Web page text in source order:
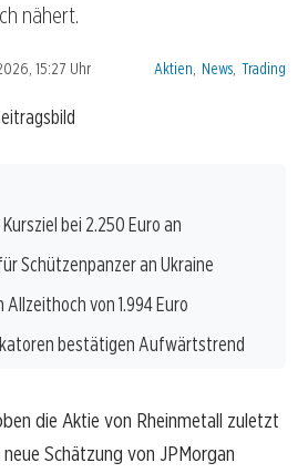
nähert.
15:27 Uhr Kategorien:
Aktien News Trading
bei 2.250 Euro an
Schützenpanzer an Ukraine
von 1.994 Euro
bestätigen Aufwärtstrend
die Aktie von Rheinmetall zuletzt
Schätzung von JPMorgan